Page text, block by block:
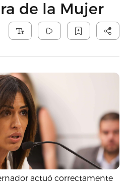
de la Mujer
actuó correctamente